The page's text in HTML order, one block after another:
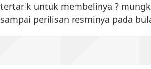
tertarik untuk membelinya ?
sampai perilisan resminya pada